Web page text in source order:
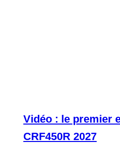
Vidéo : le premier
CRF450R 2027